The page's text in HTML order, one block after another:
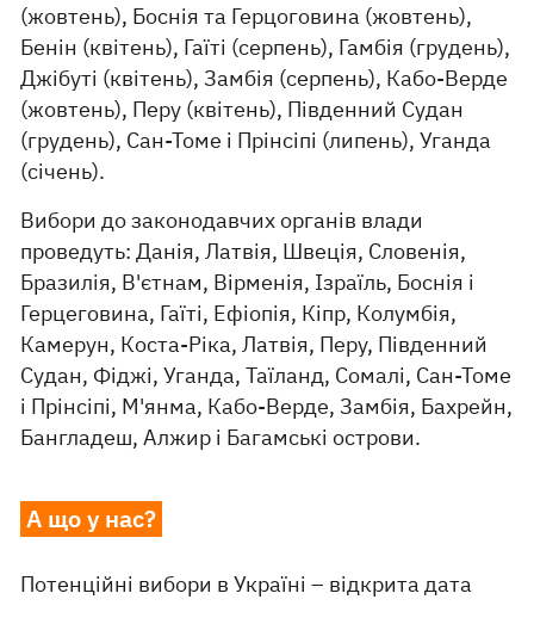
(жовтень), Боснія та Герцоговина (жовтень),
Бенін (квітень), Гаїті (серпень), Гамбія (грудень),
Джібуті (квітень), Замбія (серпень), Кабо-Верде
(жовтень), Перу (квітень), Південний Судан
(грудень), Сан-Томе і Прінсіпі (липень), Уганда
(січень).
Вибори до законодавчих органів влади
проведуть: Данія, Латвія, Швеція, Словенія,
Бразилія, В'єтнам, Вірменія, Ізраїль, Боснія і
Герцеговина, Гаїті, Ефіопія, Кіпр, Колумбія,
Камерун, Коста-Ріка, Латвія, Перу, Південний
Судан, Фіджі, Уганда, Таїланд, Сомалі, Сан-Томе
і Прінсіпі, М'янма, Кабо-Верде, Замбія, Бахрейн,
Бангладеш, Алжир і Багамські острови.
А що у нас?
Потенційні вибори в Україні – відкрита дата